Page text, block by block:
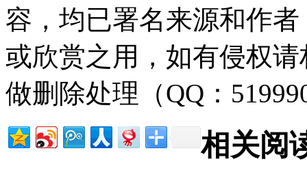
容，均已署名来源和作
或欣赏之用，如有侵权
做删除处理（QQ：
相关阅